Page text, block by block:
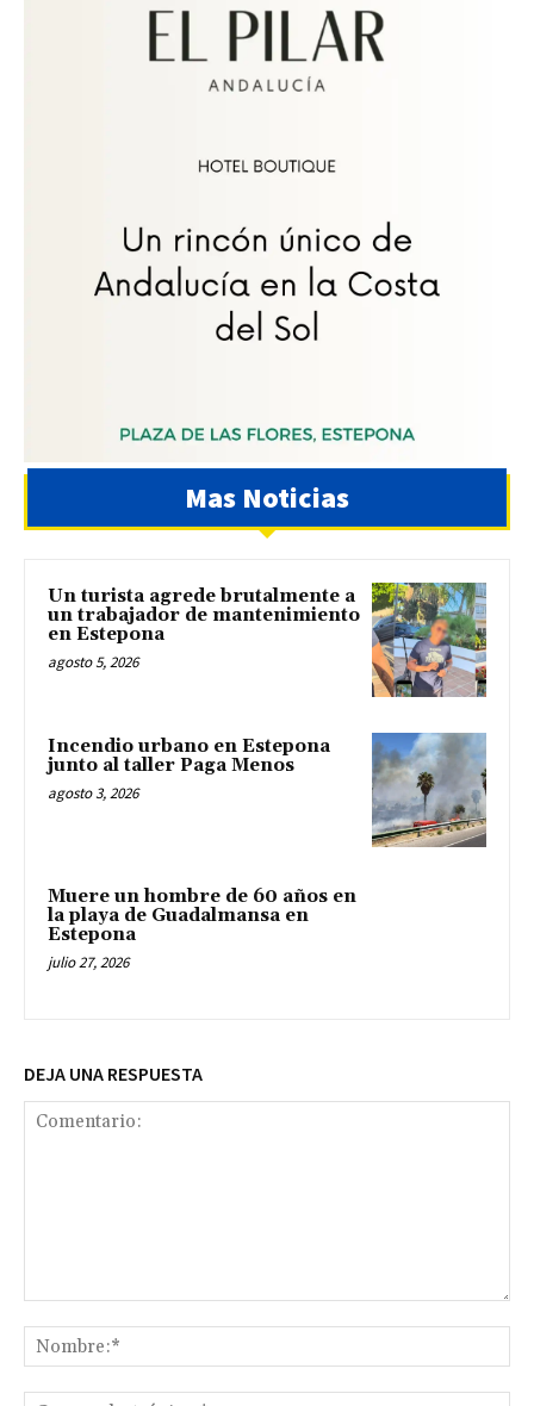
Mas Noticias
Un turista agrede brutalmente a
un trabajador de mantenimiento
en Estepona
agosto 5, 2026
Incendio urbano en Estepona
junto al taller Paga Menos
agosto 3, 2026
Muere un hombre de 60 años en
la playa de Guadalmansa en
Estepona
julio 27, 2026
DEJA UNA RESPUESTA